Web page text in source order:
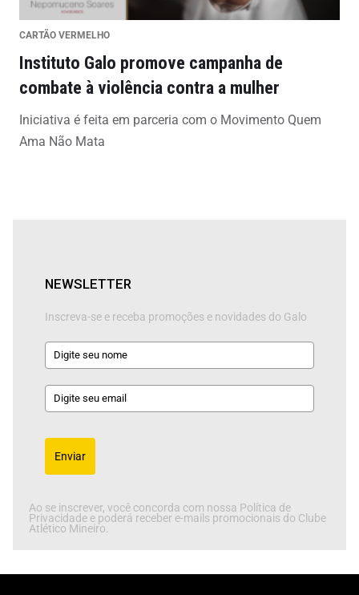
CARTÃO VERMELHO
Instituto Galo promove campanha de
combate à violência contra a mulher
Iniciativa é feita em parceria com o Movimento Quem
Ama Não Mata
NEWSLETTER
Inscreva-se e receba promoções e novidades do Galo
Enviar
Ao se inscrever, você concorda com nossa Política de
Privacidade e poderá receber e-mails promocionais do Clube
Atlético Mineiro.